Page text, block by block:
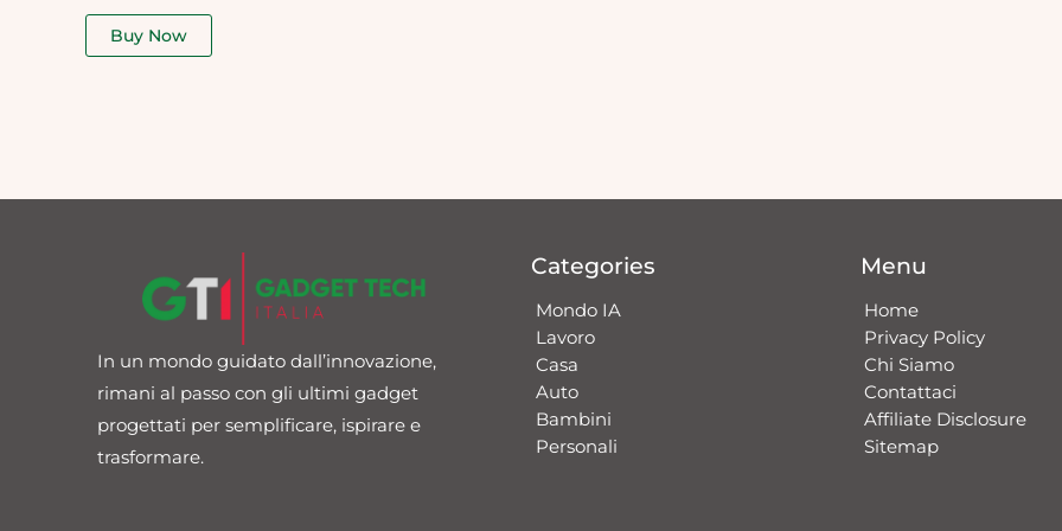
out
Buy Now
In un mondo guidato dall’innovazione,
rimani al passo con gli ultimi gadget
progettati per semplificare, ispirare e
trasformare.
Categories
Mondo IA
Lavoro
Casa
Auto
Bambini
Personali
Menu
Home
Privacy Policy
Chi Siamo
Contattaci​
Affiliate Disclosure
Sitemap